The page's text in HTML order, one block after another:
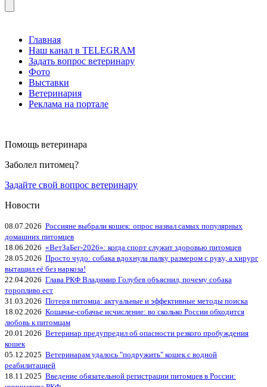
Главная
Наш канал в TELEGRAM
Задать вопрос ветеринару
Фото
Выставки
Ветеринария
Реклама на портале
Помощь ветеринара
Заболел питомец?
Задайте свой вопрос ветеринару
Новости
08.07.2026 Россияне выбрали кошек: опрос назвал самых популярных
домашних питомцев
18.06.2026 «ВетЗаБег‑2026»: когда спорт служит здоровью питомцев
28.05.2026 Просто чудо: собака вдохнула палку размером с руку, а хирург
вытащил её без наркоза!
22.04.2026 Глава РКФ Владимир Голубев объяснил, почему собака
торопливо ест
31.03.2026 Потеря питомца: актуальные и эффективные методы поиска
18.02.2026 Кошачье-собачье исчисление: во сколько России обходится
любовь к питомцам
20.01.2026 Ветеринар предупредил об опасности резкого пробуждения
кошек
05.12.2025 Ветеринарам удалось "подружить" кошек с водной
реабилитацией
18.11.2025 Введение обязательной регистрации питомцев в России: